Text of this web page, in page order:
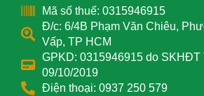
Mã số thuế: 0315946915
Đ/c: 6/4B Phạm Văn Chiêu,
Vấp, TP HCM
GPKD: 0315946915 do SKHĐT
09/10/2019
Điện thoại: 0937 250 579